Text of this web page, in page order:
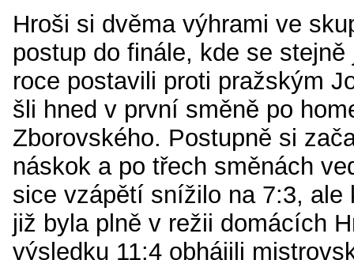
Hroši si dvěma výhrami ve
postup do finále, kde se
roce postavili proti pražským
šli hned v první směně po
Zborovského. Postupně si
náskok a po třech směnách
sice vzápětí snížilo na 7:3, ale
již byla plně v režii domácích
výsledku 11:4 obhájili